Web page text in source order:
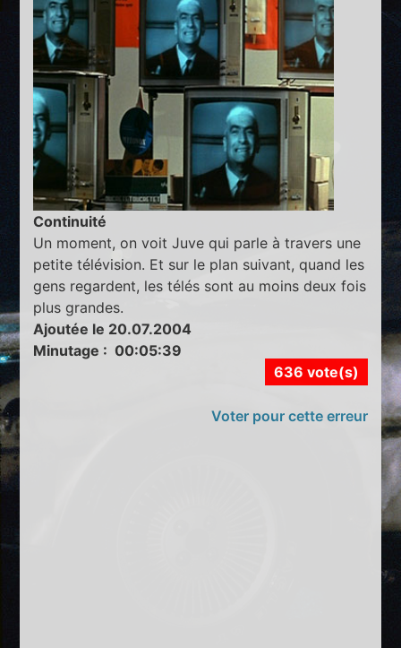
Continuité
Un moment, on voit Juve qui parle à travers une
petite télévision. Et sur le plan suivant, quand les
gens regardent, les télés sont au moins deux fois
plus grandes.
Ajoutée le 20.07.2004
Minutage : 00:05:39
636 vote(s)
Voter pour cette erreur